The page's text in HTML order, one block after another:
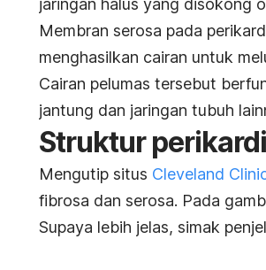
jaringan halus yang disokong
Membran serosa pada
menghasilkan cairan untuk
Cairan pelumas tersebut
jantung dan jaringan tubuh
Struktur
Mengutip situs Cleveland
fibrosa dan serosa. Pada
Supaya lebih jelas, simak